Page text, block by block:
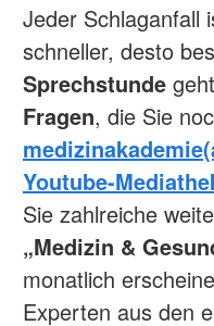
Jeder Schlaganfall
schneller, desto
Sprechstunde
Fragen, die Sie
Youtube-
Sie zahlreiche
„Medizin &
monatlich
Experten aus den